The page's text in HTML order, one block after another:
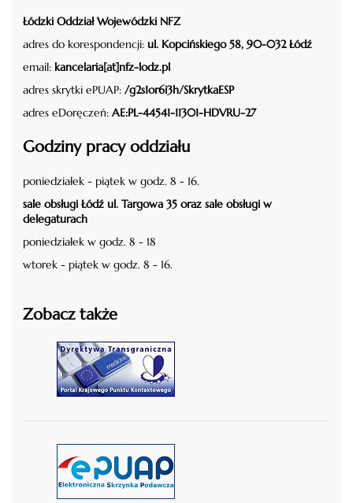
Łódzki Oddział Wojewódzki NFZ
adres do korespondencji: ul. Kopcińskiego 58, 90-032 Łódź
email: kancelaria[at]nfz-lodz.pl
adres skrytki ePUAP: /g2s1or6i3h/SkrytkaESP
adres eDoręczeń: AE:PL-44541-11301-HDVRU-27
Godziny pracy oddziału
poniedziałek - piątek w godz. 8 - 16.
sale obsługi Łódź ul. Targowa 35 oraz sale obsługi w
delegaturach
poniedziałek w godz. 8 - 18
wtorek - piątek w godz. 8 - 16.
Zobacz także
czytaj więcej
czytaj więcej